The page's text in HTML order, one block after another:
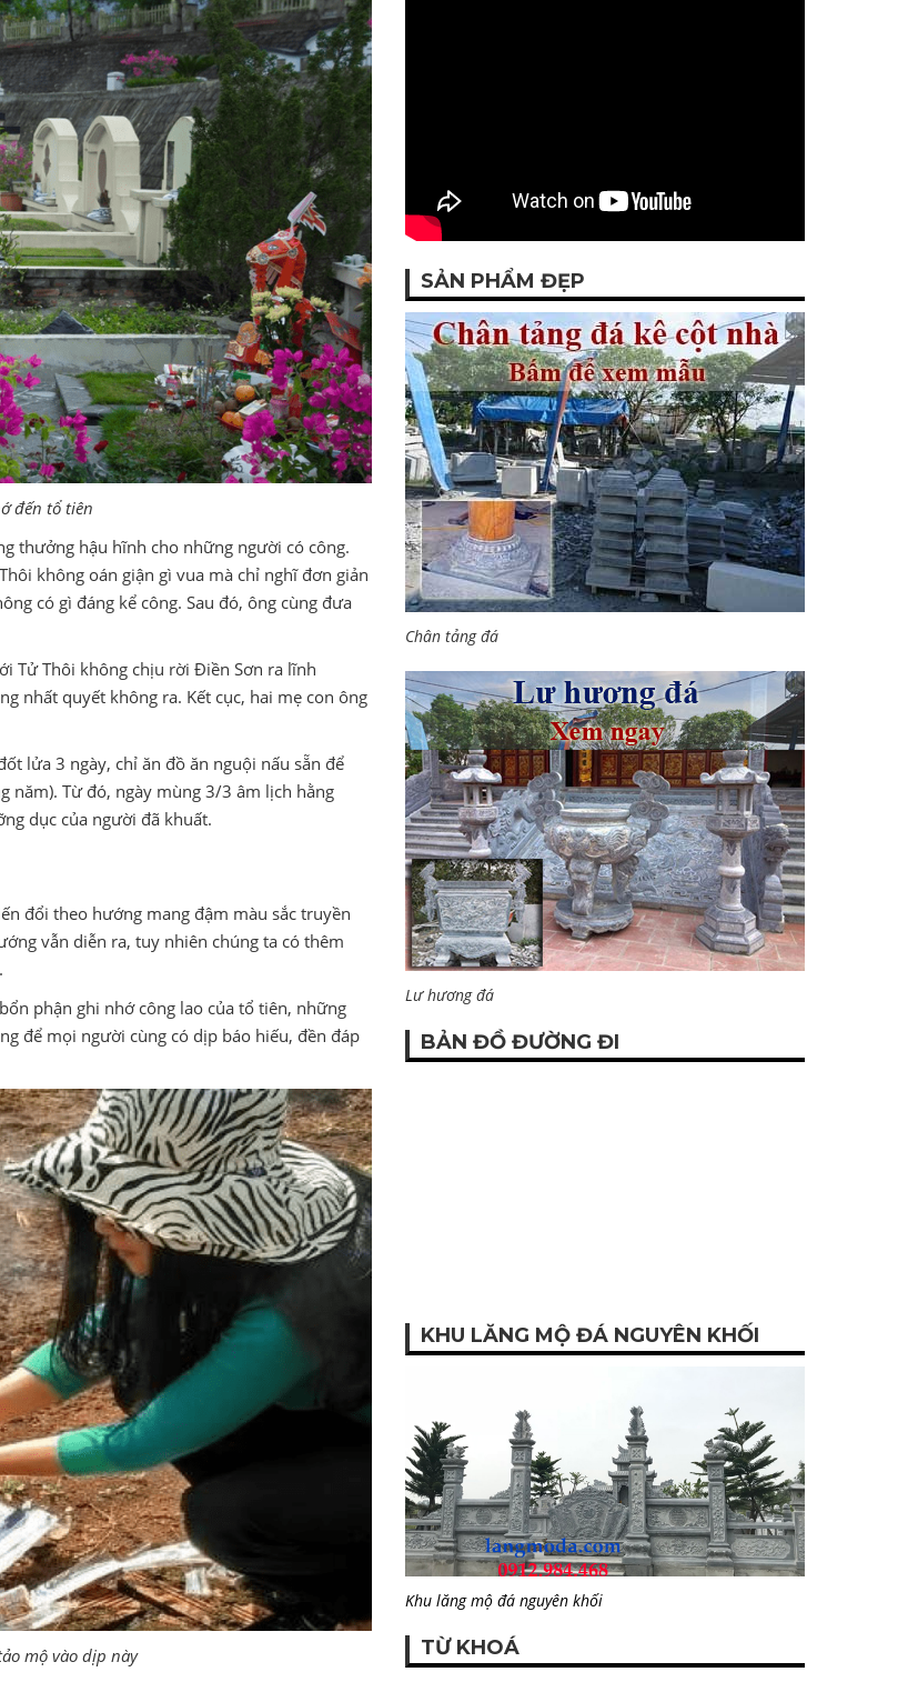
đến tổ tiên
thưởng hậu hĩnh cho những người có công.
không oán giận gì vua mà chỉ nghĩ đơn giản
có gì đáng kể công. Sau đó, ông cùng đưa
Tử Thôi không chịu rời Điền Sơn ra lĩnh
nhất quyết không ra. Kết cục, hai mẹ con ông
lửa 3 ngày, chỉ ăn đồ ăn nguội nấu sẵn để
Từ đó, ngày mùng 3/3 âm lịch hằng
dục của người đã khuất.
đổi theo hướng mang đậm màu sắc truyền
vẫn diễn ra, tuy nhiên chúng ta có thêm
phận ghi nhớ công lao của tổ tiên, những
để mọi người cùng có dịp báo hiếu, đền đáp
mộ vào dịp này
SẢN PHẨM ĐẸP
Chân tảng đá
Lư hương đá
BẢN ĐỒ ĐƯỜNG ĐI
KHU LĂNG MỘ ĐÁ NGUYÊN KHỐI
Khu lăng mộ đá nguyên khối
TỪ KHOÁ